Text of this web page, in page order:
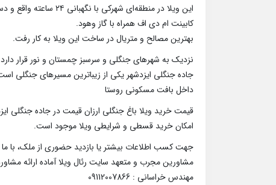
این ویلا در منطقه‌ای شهرکی با نگهبانی ۲۴ ساعته واقع و دسترسی آسان به جاده اصلی، مراکز خرید و تفریحی و گردشگری دارد.
کابینت ام دی اف همراه با گاز وهود.
بهترین مصالح و متریال در ساخت این ویلا به کار رفت.
نزدیک به شهرهای جنگلی و سرسبز چمستان و نور قرار
جاده جنگلی ایزدشهر یکی از زیباترین مسیرهای جنگلی
داخل بافت مسکونی روستا
قیمت خرید ویلا باغ جنگلی ارزان قیمت در جاده جنگلی ایزد شهر: 4 میلیارد و 500
امکان خرید قسطی و شرایطی ویلا موجود است.
جهت کسب اطلاعات بیشتر یا بازدید حضوری از ملک، با
مشاورین مجرب و متعهد سایت رئال ویلا آماده ارائه
مهندس خراسانی : 09112007866